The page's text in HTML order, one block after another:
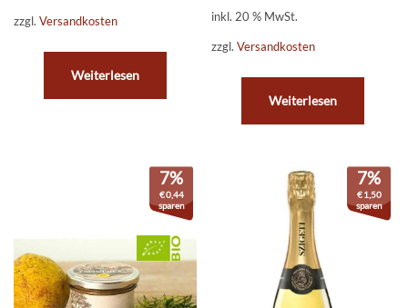
zzgl. Versandkosten
Weiterlesen
inkl. 20 % MwSt.
zzgl.Versandkosten
Weiterlesen
7%
€0,44
sparen
7%
€1,50
sparen